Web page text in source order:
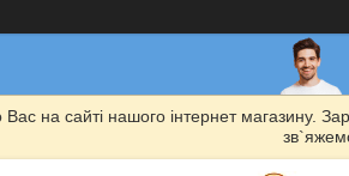
Вас на сайті нашого інтернет магазину.